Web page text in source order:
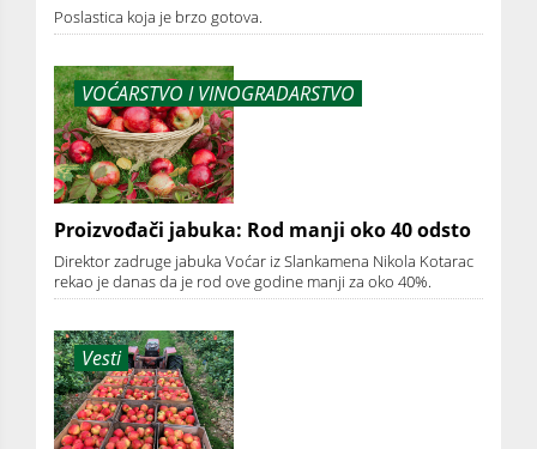
Poslastica koja je brzo gotova.
VOĆARSTVO I VINOGRADARSTVO
Proizvođači jabuka: Rod manji oko 40 odsto
Direktor zadruge jabuka Voćar iz Slankamena Nikola Kotarac
rekao je danas da je rod ove godine manji za oko 40%.
Vesti